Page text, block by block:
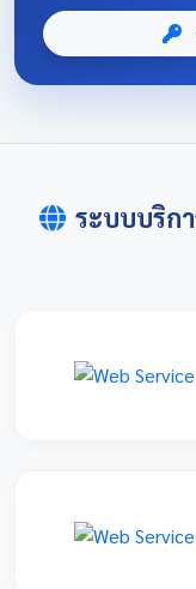
ระบบบริก